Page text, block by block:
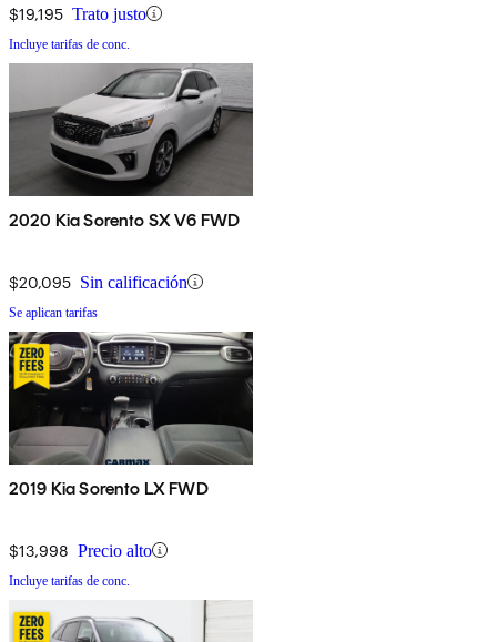
$19,195 Trato justo
Incluye tarifas de conc.
2020 Kia Sorento SX V6 FWD
$20,095 Sin calificación
Se aplican tarifas
2019 Kia Sorento LX FWD
$13,998 Precio alto
Incluye tarifas de conc.